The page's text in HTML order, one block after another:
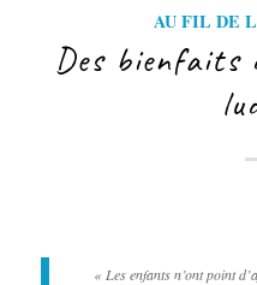
AU FIL DE
Des bienfaits
« Les enfants n’ont point